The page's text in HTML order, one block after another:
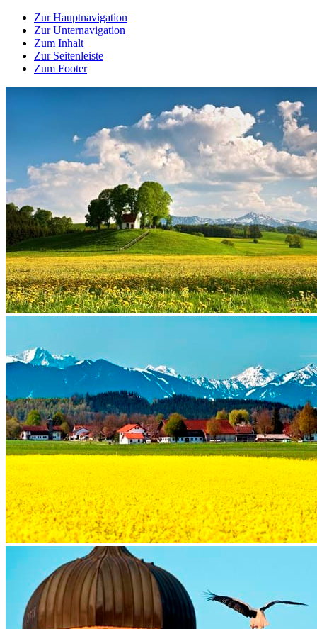
Zur Hauptnavigation
Zur Unternavigation
Zum Inhalt
Zur Seitenleiste
Zum Footer